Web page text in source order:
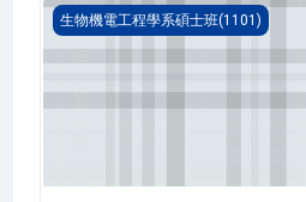
人因工程學(1101_R3BE010004A)
生物機電工程學系碩士班(1101)